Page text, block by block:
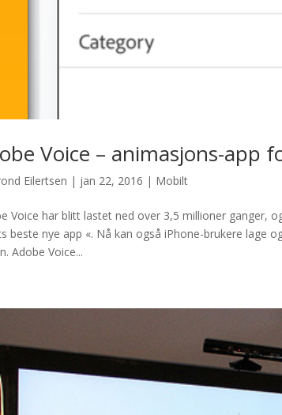
Voice – animasjons-app
Eilertsen | jan 22, 2016 | Mobilt
Voice har blitt lastet ned over 3,5 millioner ganger,
beste nye app «. Nå kan også iPhone-brukere lage
Adobe Voice...